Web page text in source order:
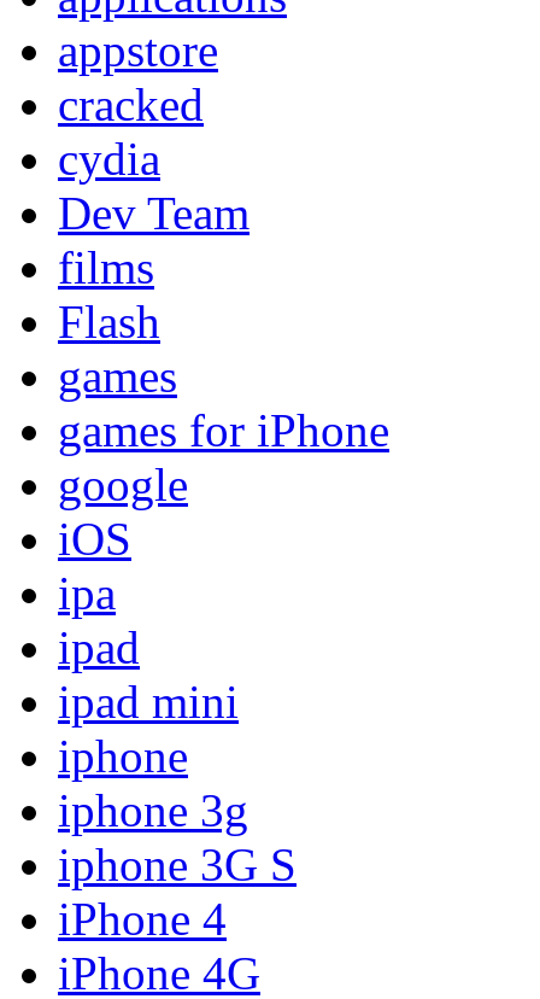
appstore
cracked
cydia
Dev Team
films
Flash
games
games for iPhone
google
iOS
ipa
ipad
ipad mini
iphone
iphone 3g
iphone 3G S
iPhone 4
iPhone 4G